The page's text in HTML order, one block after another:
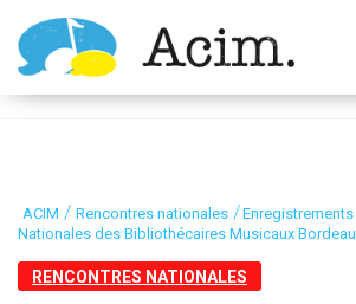
Ouvrir la barre d’outils
ACIM / Rencontres nationales /
Nationales des Bibliothécaires Musicaux
RENCONTRES NATIONALES